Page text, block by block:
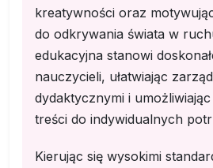
kreatywności oraz
do odkrywania świata w
edukacyjna stanowi
nauczycieli, ułatwiając
dydaktycznymi i
treści do indywidualnych
Kierując się wysokimi